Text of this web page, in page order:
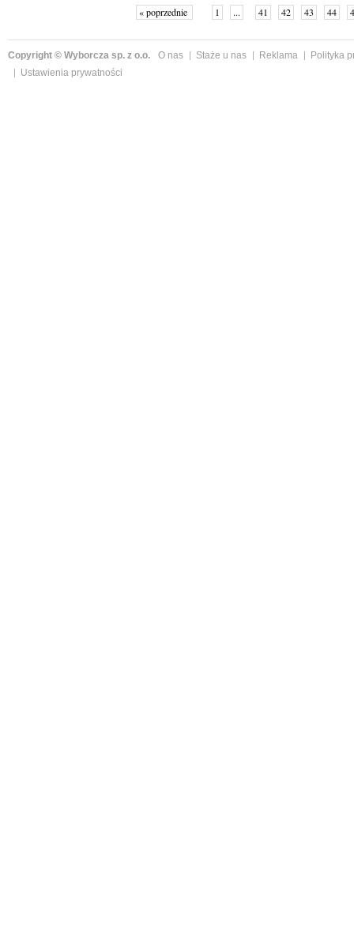
« poprzednie 1 ... 41 42 43 44
Copyright © Wyborcza sp. z o.o. O nas Staże u nas Reklama
Polityka
Ustawienia prywatności